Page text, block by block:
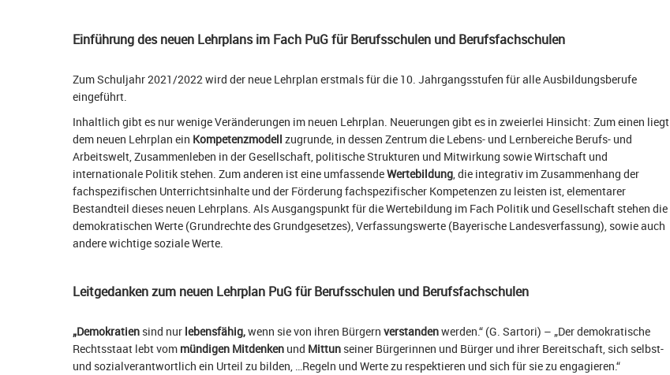
Einführung des neuen Lehrplans im Fach PuG für Berufsschulen und Berufsfachschulen
Zum Schuljahr 2021/2022 wird der neue Lehrplan erstmals für die 10. Jahrgangsstufen für alle Ausbildungsberufe
eingeführt.
Inhaltlich gibt es nur wenige Veränderungen im neuen Lehrplan. Neuerungen gibt es in zweierlei Hinsicht: Zum einen liegt
dem neuen Lehrplan ein Kompetenzmodell zugrunde, in dessen Zentrum die Lebens- und Lernbereiche Berufs- und
Arbeitswelt, Zusammenleben in der Gesellschaft, politische Strukturen und Mitwirkung sowie Wirtschaft und
internationale Politik stehen. Zum anderen ist eine umfassendeWertebildung, die integrativ im Zusammenhang der
fachspezifischen Unterrichtsinhalte und der Förderung fachspezifischer Kompetenzen zu leisten ist, elementarer
Bestandteil dieses neuen Lehrplans. Als Ausgangspunkt für die Wertebildung im Fach Politik und Gesellschaft stehen die
demokratischen Werte (Grundrechte des Grundgesetzes), Verfassungswerte (Bayerische Landesverfassung), sowie auch
andere wichtige soziale Werte.
Leitgedanken zum neuen Lehrplan PuG für Berufsschulen und Berufsfachschulen
„Demokratien sind nur lebensfähig,wenn sie von ihren Bürgern verstandenwerden.“ (G. Sartori) – „Der demokratische
Rechtsstaat lebt vom mündigen Mitdenken und Mittun seiner Bürgerinnen und Bürger und ihrer Bereitschaft, sich selbst-
und sozialverantwortlich ein Urteil zu bilden, …Regeln und Werte zu respektieren und sich für sie zu engagieren.“